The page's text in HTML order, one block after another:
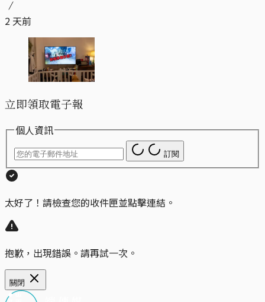
2 天前
立即領取電子報
個人資訊
訂閱
太好了！請檢查您的收件匣並點擊連結。
抱歉，出現錯誤。請再試一次。
關閉